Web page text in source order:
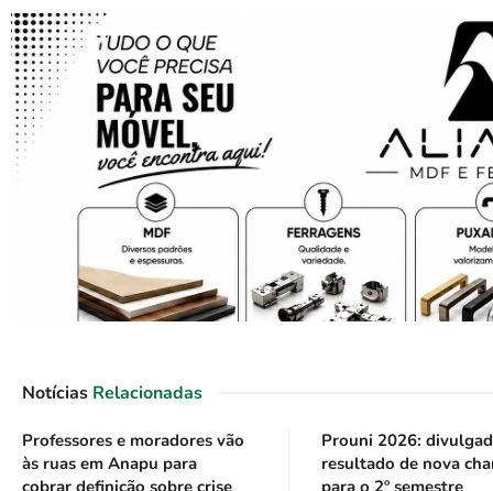
Notícias Relacionadas
Professores e moradores vão
às ruas em Anapu para
cobrar definição sobre crise
Prouni 2026:
resultado de nova
para o 2º semestre